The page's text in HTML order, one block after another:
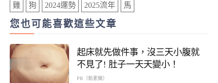
雞 狗 2024運勢 2025流年 馬
您也可能喜歡這些文章
起床就先做件事，沒三天小腹就
不見了! 肚子一天天變小！
PR（新素簡）